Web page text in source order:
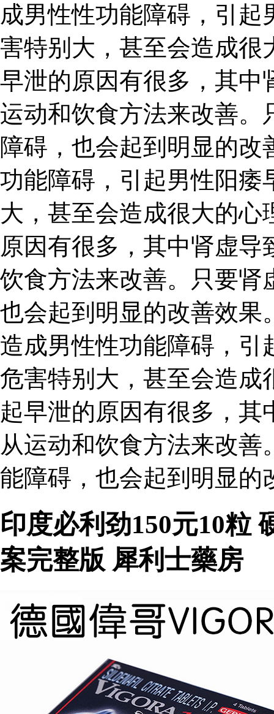
成男性性功能障碍，引
害特别大，甚至会造成很
早泄的原因有很多，其中
运动和饮食方法来改善。
障碍，也会起到明显的
功能障碍，引起男性阳痿
大，甚至会造成很大的
原因有很多，其中肾虚
饮食方法来改善。只要肾
也会起到明显的改善效果
造成男性性功能障碍，引
危害特别大，甚至会造成
起早泄的原因有很多，
从运动和饮食方法来改
能障碍，也会起到明显的
印度必利劲150元10粒
案完整版 犀利士藥房